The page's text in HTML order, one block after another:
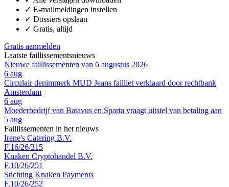
✓ E-mailmeldingen instellen
✓ Dossiers opslaan
✓ Gratis, altijd
Gratis aanmelden
Laatste faillissementsnieuws
Nieuwe faillissementen van 6 augustus 2026
6 aug
Circulair denimmerk MUD Jeans failliet verklaard door rechtbank
Amsterdam
6 aug
Moederbedrijf van Batavus en Sparta vraagt uitstel van betaling aan
5 aug
Faillissementen in het nieuws
Irene's Catering B.V.
F.16/26/315
Knaken Cryptohandel B.V.
F.10/26/251
Stichting Knaken Payments
F.10/26/252